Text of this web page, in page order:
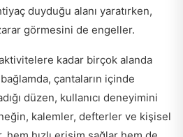
duyduğu alanı yaratırken,
görmesini de engeller.
kadar birçok alanda
çantaların içinde
düzen, kullanıcı deneyimini
kalemler, defterler ve kişisel